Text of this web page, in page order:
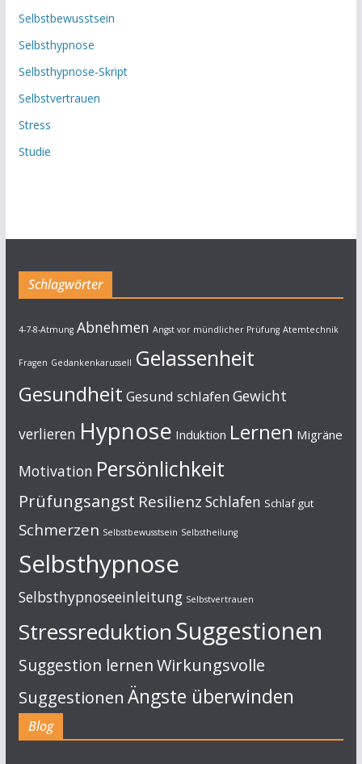
Selbstbewusstsein
Selbsthypnose
Selbsthypnose-Skript
Selbstvertrauen
Stress
Studie
Schlagwörter
4-7-8-Atmung Abnehmen Angst vor mündlicher Prüfung Atemtechnik
Fragen Gedankenkarussell Gelassenheit
Gesundheit Gesund schlafen Gewicht
verlieren Hypnose Induktion Lernen Migräne
Motivation Persönlichkeit
Prüfungsangst Resilienz Schlafen Schlaf gut
Schmerzen Selbstbewusstsein Selbstheilung
Selbsthypnose
Selbsthypnoseeinleitung Selbstvertrauen
StressreduktionSuggestionen
Suggestion lernenWirkungsvolle
Suggestionen Ängste überwinden
Blog